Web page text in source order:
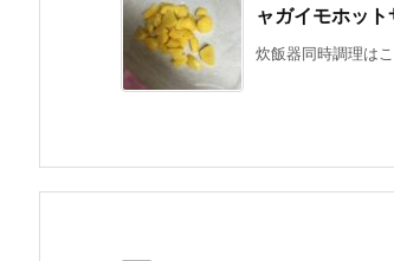
ャガイモホット
炊飯器同時調理は